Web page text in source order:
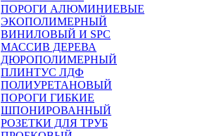
ПОРОГИ АЛЮМИНИЕВЫЕ
ЭКОПОЛИМЕРНЫЙ
ВИНИЛОВЫЙ И SPC
МАССИВ ДЕРЕВА
ДЮРОПОЛИМЕРНЫЙ
ПЛИНТУС ЛДФ
ПОЛИУРЕТАНОВЫЙ
ПОРОГИ ГИБКИЕ
ШПОНИРОВАННЫЙ
РОЗЕТКИ ДЛЯ ТРУБ